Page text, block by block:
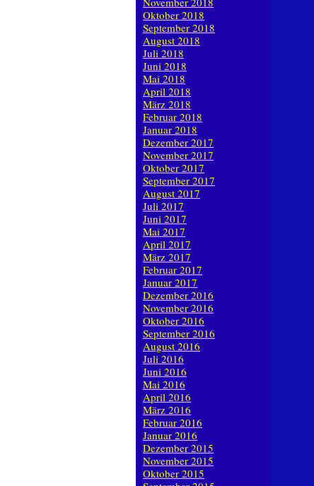
Oktober 2018
September 2018
August 2018
Juli 2018
Juni 2018
Mai 2018
April 2018
März 2018
Februar 2018
Januar 2018
Dezember 2017
November 2017
Oktober 2017
September 2017
August 2017
Juli 2017
Juni 2017
Mai 2017
April 2017
März 2017
Februar 2017
Januar 2017
Dezember 2016
November 2016
Oktober 2016
September 2016
August 2016
Juli 2016
Juni 2016
Mai 2016
April 2016
März 2016
Februar 2016
Januar 2016
Dezember 2015
November 2015
Oktober 2015